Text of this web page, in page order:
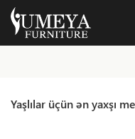
Yaşlılar üçün ən yaxşı